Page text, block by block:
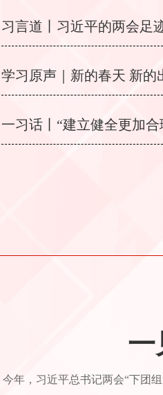
习言道丨习近平的两会足
学习原声｜新的春天 新的
一习话丨“建立健全更加
一
今年，习近平总书记两会“下团